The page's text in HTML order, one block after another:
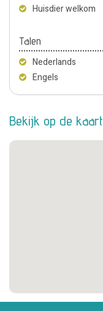
Huisdier welkom
Talen
Nederlands
Engels
Bekijk op de kaart